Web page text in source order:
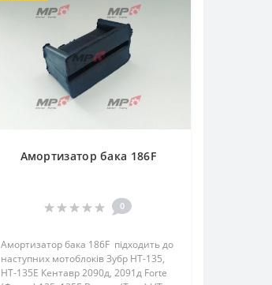
Амортизатор бака 186F
0
Амортизатор бака 186F підходить до
наступних мотоблоків Зубр HT-135,
HT-135E Кентавр 2090д, 2091д Forte